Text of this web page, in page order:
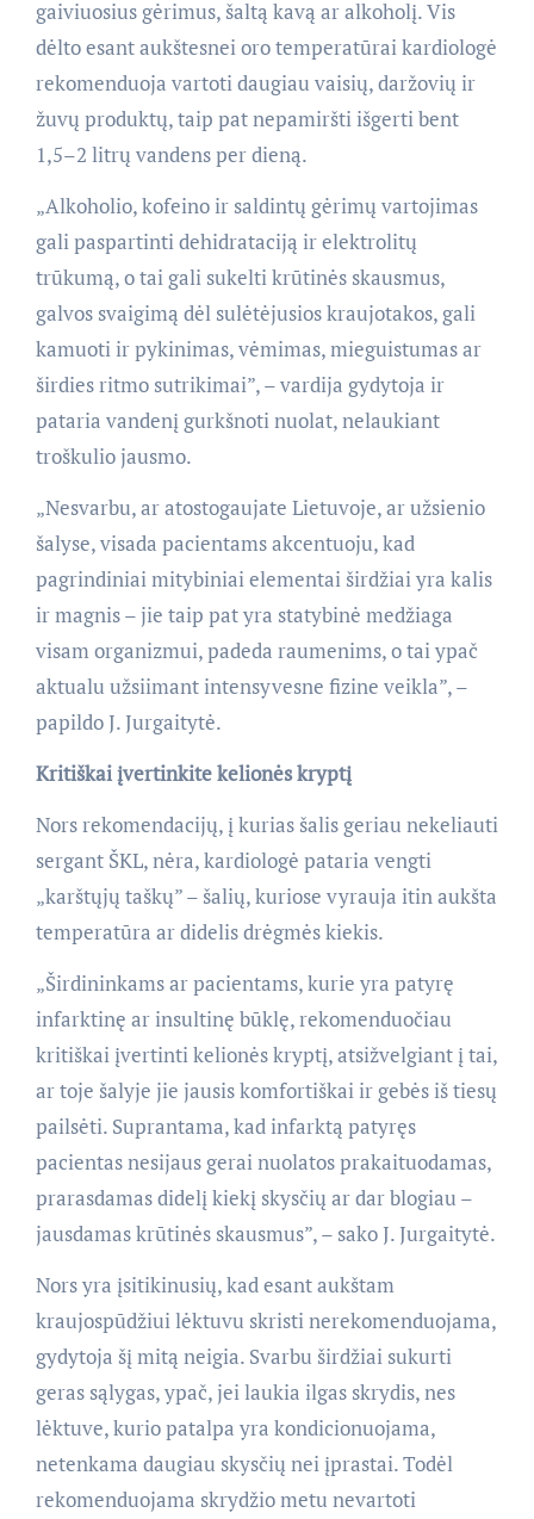
gaiviuosius gėrimus, šaltą kavą ar alkoholį. Vis
dėlto esant aukštesnei oro temperatūrai kardiologė
rekomenduoja vartoti daugiau vaisių, daržovių ir
žuvų produktų, taip pat nepamiršti išgerti bent
1,5–2 litrų vandens per dieną.
„Alkoholio, kofeino ir saldintų gėrimų vartojimas
gali paspartinti dehidrataciją ir elektrolitų
trūkumą, o tai gali sukelti krūtinės skausmus,
galvos svaigimą dėl sulėtėjusios kraujotakos, gali
kamuoti ir pykinimas, vėmimas, mieguistumas ar
širdies ritmo sutrikimai”, – vardija gydytoja ir
pataria vandenį gurkšnoti nuolat, nelaukiant
troškulio jausmo.
„Nesvarbu, ar atostogaujate Lietuvoje, ar užsienio
šalyse, visada pacientams akcentuoju, kad
pagrindiniai mitybiniai elementai širdžiai yra kalis
ir magnis – jie taip pat yra statybinė medžiaga
visam organizmui, padeda raumenims, o tai ypač
aktualu užsiimant intensyvesne fizine veikla”, –
papildo J. Jurgaitytė.
Kritiškai įvertinkite kelionės kryptį
Nors rekomendacijų, į kurias šalis geriau nekeliauti
sergant ŠKL, nėra, kardiologė pataria vengti
„karštųjų taškų” – šalių, kuriose vyrauja itin aukšta
temperatūra ar didelis drėgmės kiekis.
„Širdininkams ar pacientams, kurie yra patyrę
infarktinę ar insultinę būklę, rekomenduočiau
kritiškai įvertinti kelionės kryptį, atsižvelgiant į tai,
ar toje šalyje jie jausis komfortiškai ir gebės iš tiesų
pailsėti. Suprantama, kad infarktą patyręs
pacientas nesijaus gerai nuolatos prakaituodamas,
prarasdamas didelį kiekį skysčių ar dar blogiau –
jausdamas krūtinės skausmus”, – sako J. Jurgaitytė.
Nors yra įsitikinusių, kad esant aukštam
kraujospūdžiui lėktuvu skristi nerekomenduojama,
gydytoja šį mitą neigia. Svarbu širdžiai sukurti
geras sąlygas, ypač, jei laukia ilgas skrydis, nes
lėktuve, kurio patalpa yra kondicionuojama,
netenkama daugiau skysčių nei įprastai. Todėl
rekomenduojama skrydžio metu nevartoti